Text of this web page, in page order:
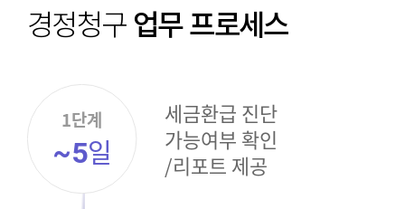
경정청구업무 프로세스